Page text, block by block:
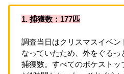
1. 捕獲数：177匹
調査当日はクリスマスイベン
なっていたため、外をぐる
捕獲数。すべてのポケストッ